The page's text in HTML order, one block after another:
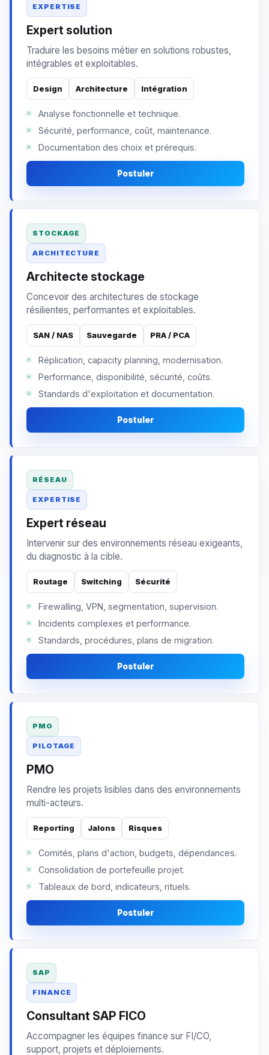
EXPERTISE
Expert solution
Traduire les besoins métier en solutions robustes,
intégrables et exploitables.
Design Architecture Intégration
Analyse fonctionnelle et technique.
Sécurité, performance, coût, maintenance.
Documentation des choix et prérequis.
Postuler
STOCKAGE
ARCHITECTURE
Architecte stockage
Concevoir des architectures de stockage
résilientes, performantes et exploitables.
SAN / NAS Sauvegarde PRA / PCA
Réplication, capacity planning, modernisation.
Performance, disponibilité, sécurité, coûts.
Standards d'exploitation et documentation.
Postuler
RÉSEAU
EXPERTISE
Expert réseau
Intervenir sur des environnements réseau exigeants,
du diagnostic à la cible.
Routage Switching Sécurité
Firewalling, VPN, segmentation, supervision.
Incidents complexes et performance.
Standards, procédures, plans de migration.
Postuler
PMO
PILOTAGE
PMO
Rendre les projets lisibles dans des environnements
multi-acteurs.
Reporting Jalons Risques
Comités, plans d'action, budgets, dépendances.
Consolidation de portefeuille projet.
Tableaux de bord, indicateurs, rituels.
Postuler
SAP
FINANCE
Consultant SAP FICO
Accompagner les équipes finance sur FI/CO,
support, projets et déploiements.